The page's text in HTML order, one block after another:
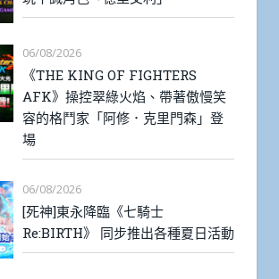
06/08/2026
《THE KING OF FIGHTERS
AFK》操控翠綠火焰、帶著傲慢笑
容的格鬥家「阿修．克里門森」登
場
06/08/2026
[死神]東永降臨《七騎士
Re:BIRTH》 同步推出各種夏日活動